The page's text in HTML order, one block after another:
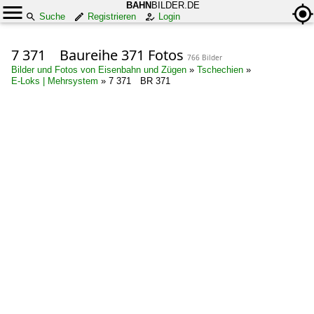
BAHN BILDER.DE
Suche
Registrieren Login
7 371 Baureihe 371 Fotos 766 Bilder
Bilder und Fotos von Eisenbahn und Zügen » Tschechien »
E-Loks | Mehrsystem » 7 371 BR 371